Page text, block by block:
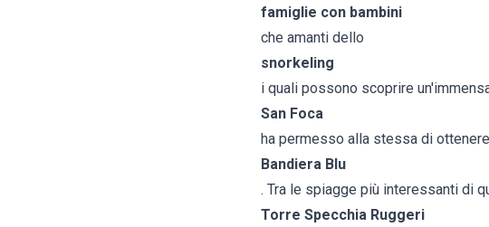
famiglie con bambini
che amanti dello
snorkeling
i quali possono scoprire
San Foca
ha permesso alla stessa di
Bandiera Blu
. Tra le spiagge più interessanti di
Torre Specchia Ruggeri